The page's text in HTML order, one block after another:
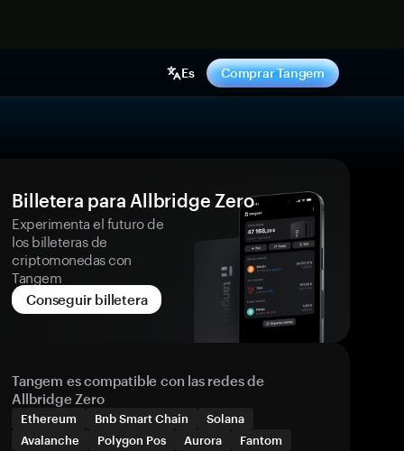
Es Comprar Tangem
Billetera para Allbridge Zero
Experimenta el futuro de
los billeteras de
criptomonedas con
Tangem
Conseguir billetera
Tangem es compatible con las redes de
Allbridge Zero
Ethereum Bnb Smart Chain
Solana
Avalanche
Polygon Pos Aurora Fantom